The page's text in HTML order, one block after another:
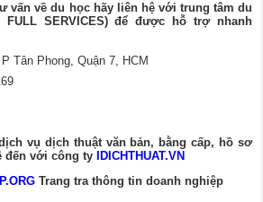
vấn về du học hãy liên hệ với trung tâm du
FULL SERVICES) để được hỗ trợ nhanh
Tân Phong, Quận 7, HCM
vụ dịch thuật văn bản, bằng cấp, hồ sơ
đến với công ty
IDICHTHUAT.VN
Trang tra thông tin doanh nghiệp